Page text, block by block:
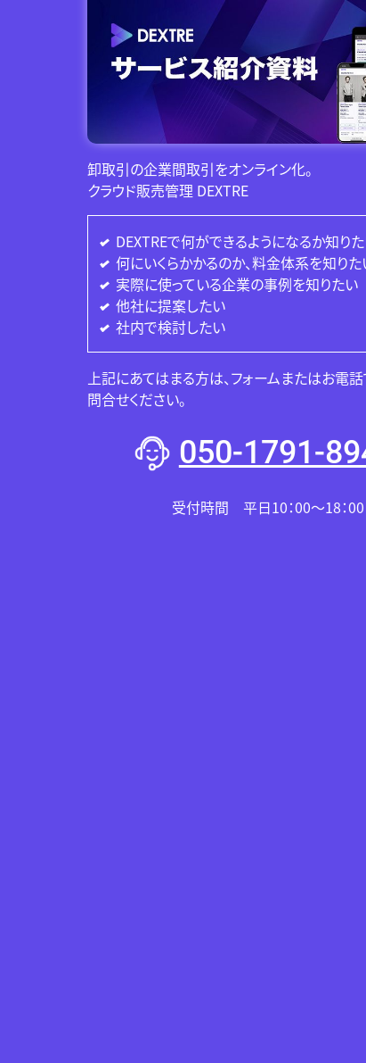
卸取引の企業間取引をオンライン化。
クラウド販売管理 DEXTRE
DEXTREで何ができるようになるか知り
何にいくらかかるのか、料金体系を知りた
実際に使っている企業の事例を知りたい
他社に提案したい
社内で検討したい
上記にあてはまる方は、フォームまたはお電
問合せください。
050-1791-
受付時間 平日10：00～18：00